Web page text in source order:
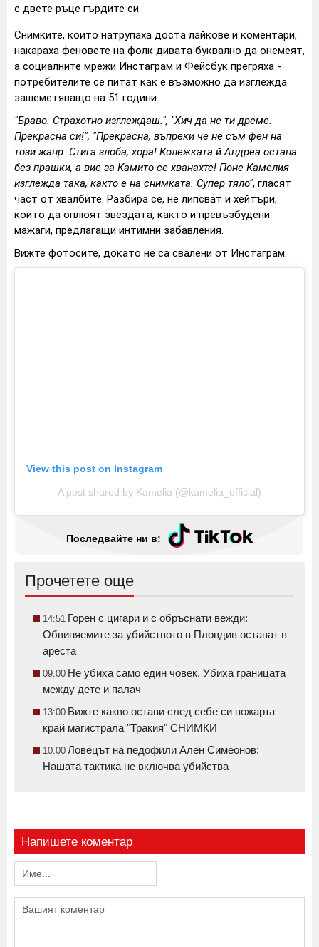
с двете ръце гърдите си.
Снимките, които натрупаха доста лайкове и коментари,
накараха феновете на фолк дивата буквално да онемеят,
а социалните мрежи Инстаграм и Фейсбук прегряха -
потребителите се питат как е възможно да изглежда
зашеметяващо на 51 години.
"Браво. Страхотно изглеждаш.", "Хич да не ти дреме.
Прекрасна си!", "Прекрасна, въпреки че не съм фен на
този жанр. Стига злоба, хора! Колежката й Андреа остана
без прашки, а вие за Камито се хванахте! Поне Камелия
изглежда така, както е на снимката. Супер тяло", гласят
част от хвалбите. Разбира се, не липсват и хейтъри,
които да оплюят звездата, както и превъзбудени
мажаги, предлагащи интимни забавления.
Вижте фотосите, докато не са свалени от Инстаграм:
View this post on Instagram
A post shared by Kamelia (@kamelia_official)
Последвайте ни в:
Прочетете още
14:51 Горен с цигари и с обръснати вежди:
Обвиняемите за убийството в Пловдив остават в
ареста
09:00 Не убиха само един човек. Убиха границата
между дете и палач
13:00 Вижте какво остави след себе си пожарът
край магистрала "Тракия" СНИМКИ
10:00 Ловецът на педофили Ален Симеонов:
Нашата тактика не включва убийства
Напишете коментар